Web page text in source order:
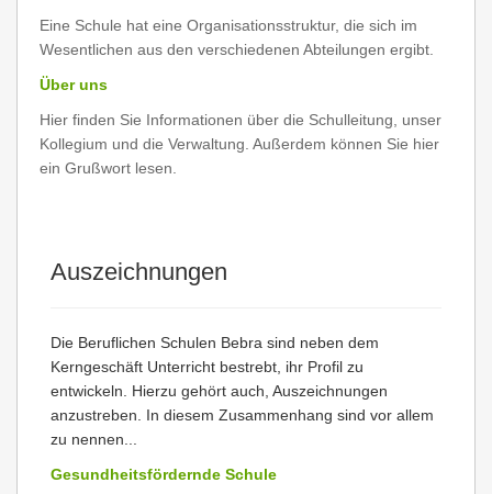
Eine Schule hat eine Organisationsstruktur, die sich im
Wesentlichen aus den verschiedenen Abteilungen ergibt.
Über uns
Hier finden Sie Informationen über die Schulleitung, unser
Kollegium und die Verwaltung. Außerdem können Sie hier
ein Grußwort lesen.
Auszeichnungen
Die Beruflichen Schulen Bebra sind neben dem
Kerngeschäft Unterricht bestrebt, ihr Profil zu
entwickeln. Hierzu gehört auch, Auszeichnungen
anzustreben. In diesem Zusammenhang sind vor allem
zu nennen...
Gesundheitsfördernde Schule